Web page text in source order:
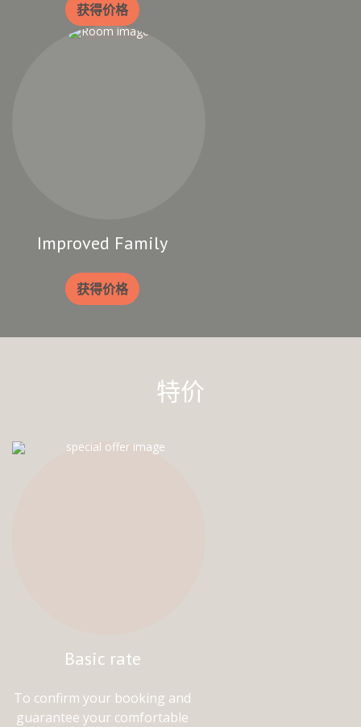
获得价格
Improved Family
获得价格
特价
Basic rate
To confirm your booking and
guarantee your comfortable